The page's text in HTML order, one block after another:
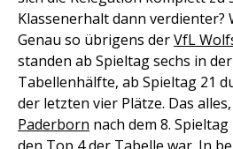
Klassenerhalt dann verdienter?
Genau so übrigens derVfL
standen ab Spieltag sechs in
Tabellenhälfte, ab Spieltag 21
der letzten vier Plätze. Das
Paderborn nach dem 8.